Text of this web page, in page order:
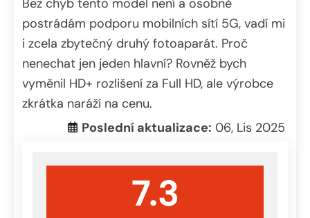
Bez chyb tento model není a osobně
postrádám podporu mobilních sítí 5G, vadí mi
i zcela zbytečný druhý fotoaparát. Proč
nenechat jen jeden hlavní? Rovněž bych
vyměnil HD+ rozlišení za Full HD, ale výrobce
zkrátka naráží na cenu.
Poslední aktualizace: 06, Lis 2025
7.3